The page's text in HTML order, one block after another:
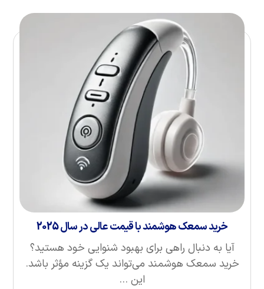
خرید سمعک هوشمند با قیمت عالی در سال 2025
آیا به دنبال راهی برای بهبود شنوایی خود هستید؟
خرید سمعک هوشمند می‌تواند یک گزینه مؤثر باشد.
این ...